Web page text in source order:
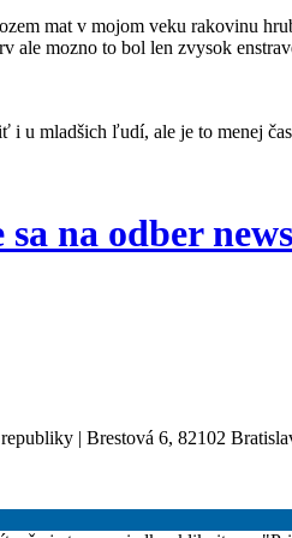
mat v mojom veku rakovinu
ale mozno to bol len zvysok
i u mladšich ľudí, ale je to menej
na odber
| Brestová 6, 82102